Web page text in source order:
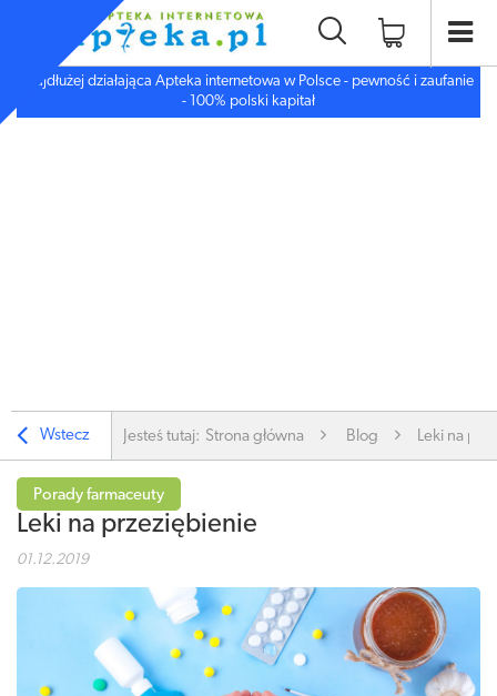
Najdłużej działająca Apteka internetowa w Polsce - pewność i zaufanie
- 100% polski kapitał
Wstecz Jesteś tutaj: Strona główna Blog Leki na
Leki na przeziębienie
01.12.2019
Porady farmaceuty